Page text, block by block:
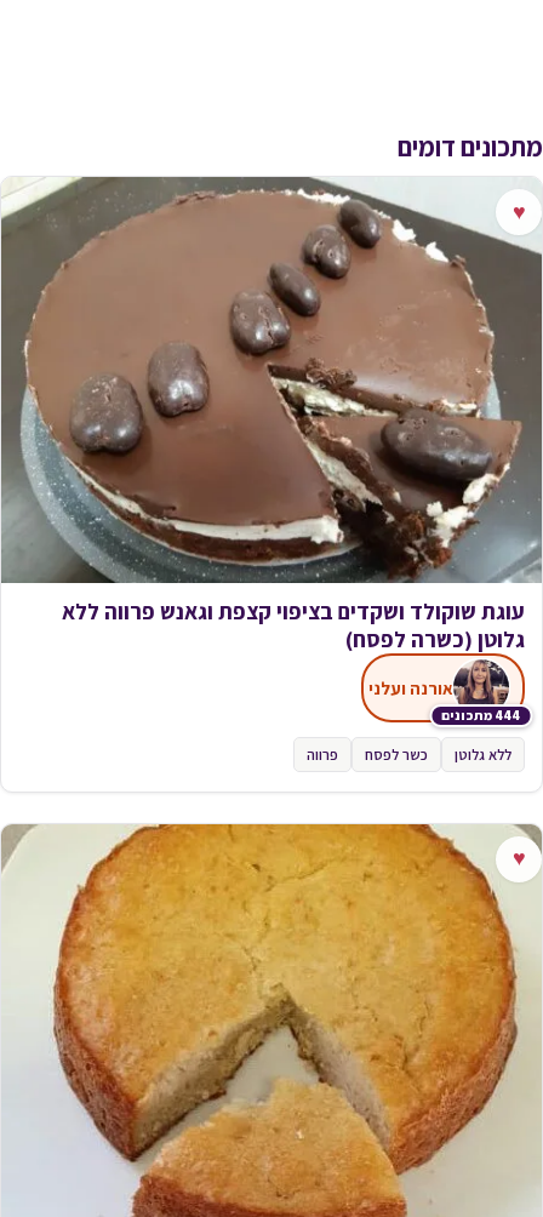
מתכונים דומים
♥
עוגת שוקולד ושקדים בציפוי קצפת וגאנש פרווה ללא
גלוטן (כשרה לפסח)
444 מתכונים
אורנה ועלני
ללא גלוטן כשר לפסח פרווה
♥